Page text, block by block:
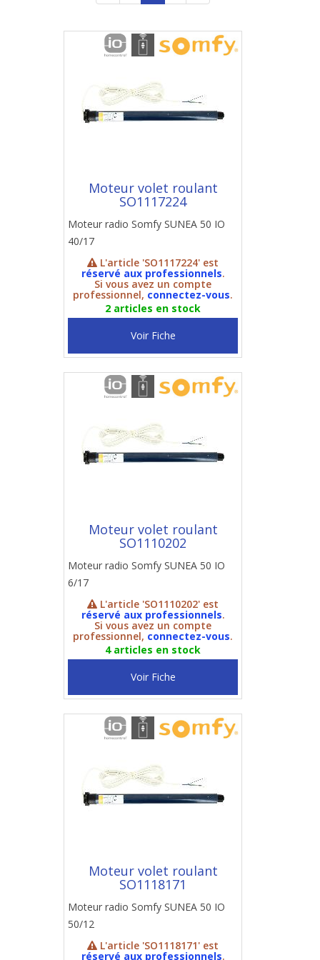
Moteur volet roulant
SO1117224
Moteur radio Somfy SUNEA 50 IO
40/17
L'article 'SO1117224' est
réservé aux professionnels.
Si vous avez un compte
professionnel, connectez-vous.
2 articles en stock
Voir Fiche
Moteur volet roulant
SO1110202
Moteur radio Somfy SUNEA 50 IO
6/17
L'article 'SO1110202' est
réservé aux professionnels.
Si vous avez un compte
professionnel, connectez-vous.
4 articles en stock
Voir Fiche
Moteur volet roulant
SO1118171
Moteur radio Somfy SUNEA 50 IO
50/12
L'article 'SO1118171' est
réservé aux professionnels.